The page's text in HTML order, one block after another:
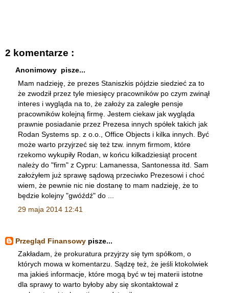
2 komentarze :
Anonimowy pisze...
Mam nadzieję, że prezes Staniszkis pójdzie siedzieć za to
że zwodził przez tyle miesięcy pracowników po czym zwinął
interes i wygląda na to, że założy za zaległe pensje
pracowników kolejną firmę. Jestem ciekaw jak wygląda
prawnie posiadanie przez Prezesa innych spółek takich jak
Rodan Systems sp. z o.o., Office Objects i kilka innych. Być
może warto przyjrzeć się też tzw. innym firmom, które
rzekomo wykupiły Rodan, w końcu kilkadziesiąt procent
należy do "firm" z Cypru: Lamanessa, Santonessa itd. Sam
założyłem już sprawę sądową przeciwko Prezesowi i choć
wiem, że pewnie nic nie dostanę to mam nadzieję, że to
będzie kolejny "gwóźdź" do ...
29 maja 2014 12:41
Przegląd Finansowy pisze...
Zakładam, że prokuratura przyjrzy się tym spółkom, o
których mowa w komentarzu. Sądzę też, że jeśli ktokolwiek
ma jakieś informacje, które mogą być w tej materii istotne
dla sprawy to warto byłoby aby się skontaktował z